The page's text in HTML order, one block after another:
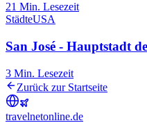
21 Min. Lesezeit
StädteUSA
San José - Hauptstadt
3 Min. Lesezeit
Zurück zur Startseite
travelnetonline.de